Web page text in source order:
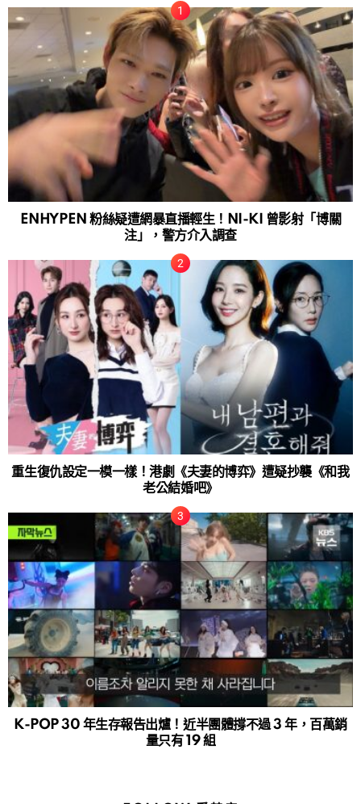
ENHYPEN 粉絲疑遭網暴直播輕生！NI-KI 曾影射「博關
注」，警方介入調查
重生復仇設定一模一樣！港劇《夫妻的博弈》遭疑抄襲《和我
老公結婚吧》
K-POP 30 年生存報告出爐！近半團體撐不過 3 年，百萬銷
量只有 19 組